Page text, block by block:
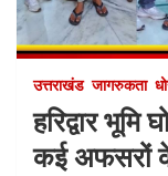
उत्तराखंड जागरुकता
हरिद्वार
कई अफसरों के